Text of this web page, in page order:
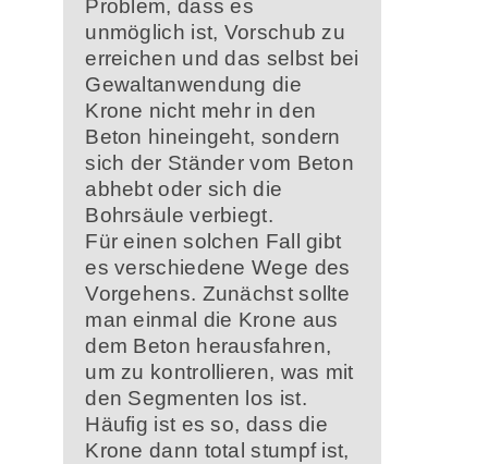
Problem, dass es
unmöglich ist, Vorschub zu
erreichen und das selbst bei
Gewaltanwendung die
Krone nicht mehr in den
Beton hineingeht, sondern
sich der Ständer vom Beton
abhebt oder sich die
Bohrsäule verbiegt.
Für einen solchen Fall gibt
es verschiedene Wege des
Vorgehens. Zunächst sollte
man einmal die Krone aus
dem Beton herausfahren,
um zu kontrollieren, was mit
den Segmenten los ist.
Häufig ist es so, dass die
Krone dann total stumpf ist,